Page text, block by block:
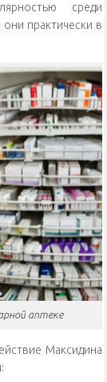
среди
практически в
аптеке
Максидина